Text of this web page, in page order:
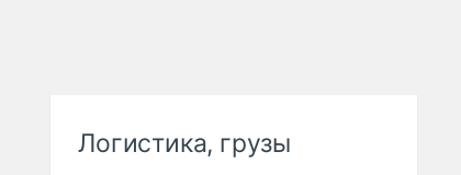
Логистика, грузы